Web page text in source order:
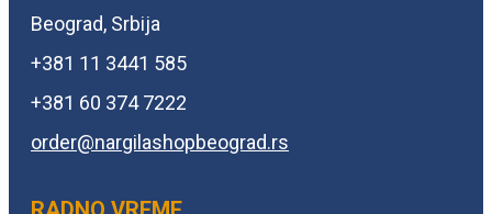
Beograd, Srbija
+381 11 3441 585
+381 60 374 7222
order@nargilashopbeograd.rs